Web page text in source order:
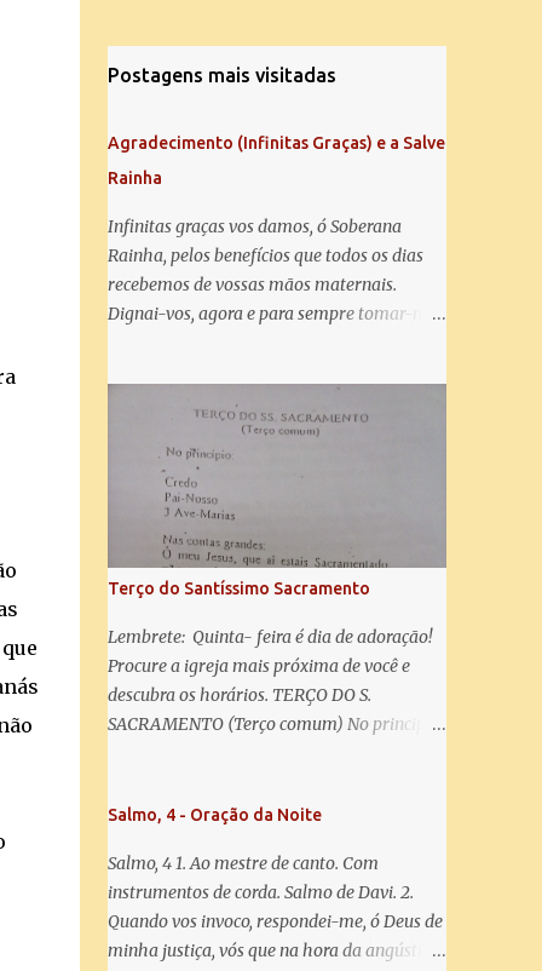
Postagens mais visitadas
Agradecimento (Infinitas Graças) e a Salve
Rainha
Infinitas graças vos damos, ó Soberana
Rainha, pelos benefícios que todos os dias
recebemos de vossas mãos maternais.
Dignai-vos, agora e para sempre tomar-nos
Salve Rainha: Salve Rainha , Mãe de
misericórdia, vida, doçura, esperança nossa,
salve! A vós bradamos os degredados filhos
de Eva, a vós suspiramos, gemendo e
chorando neste vale de lágrimas. Eia, pois,
Advogada nossa, estes vossos olhos
misericordiosos a nós volvei, e depois deste
desterro, mostrai-nos Jesus. Bendito é o
fruto do vosso ventre, ó clemente, ó piedosa,
ó doce e sempre Virgem Maria. Rogai por
nós Santa Mãe de Deus. Para que sejamos
dignos das promessas de Cristo. Amém.
Terço do Santíssimo Sacramento
Lembrete: Quinta- feira é dia de adoração!
Procure a igreja mais próxima de você e
descubra os horários. TERÇO DO S.
SACRAMENTO (Terço comum) No principio:
Sacramentado, não permitais que eu viva
coração ao Vosso e o Vosso ao meu, e, nem
sem Vós morra eu! Nas contas pequenas:
Sacramento de Amor! Misericórdia Senhor!
Glória ao Pai: Cristo pão da vida e remédio
Salmo, 4 - Oração da Noite
Salmo, 4 1. Ao mestre de canto. Com
instrumentos de corda. Salmo de Davi. 2.
Quando vos invoco, respondei-me, ó Deus de
minha justiça, vós que na hora da angústia